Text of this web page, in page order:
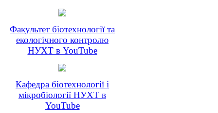
Факультет біотехнології та
екологічного контролю
НУХТ в YouTube
Кафедра біотехнології і
мікробіології НУХТ в
YouTube